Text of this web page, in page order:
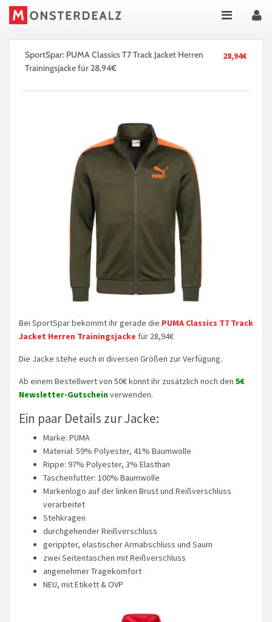
28,94€
SportSpar: PUMA Classics T7 Track Jacket Herren
Trainingsjacke für 28,94€
Bei SportSpar bekommt ihr gerade die PUMA Classics T7 Track
Jacket Herren Trainingsjacke für 28,94€
Die Jacke stehe euch in diversen Größen zur Verfügung.
Ab einem Bestellwert von 50€ könnt ihr zusätzlich noch den 5€
Newsletter-Gutscheinverwenden.
Ein paar Details zur Jacke:
Marke: PUMA
Material: 59% Polyester, 41% Baumwolle
Rippe: 97% Polyester, 3% Elasthan
Taschenfutter: 100% Baumwolle
Markenlogo auf der linken Brust und Reißverschluss
verarbeitet
Stehkragen
durchgehender Reißverschluss
gerippter, elastischer Armabschluss und Saum
zwei Seitentaschen mit Reißverschluss
angenehmer Tragekomfort
NEU, mit Etikett & OVP